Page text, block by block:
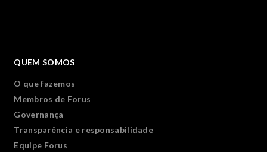
QUEM SOMOS
O que fazemos
Membros de Forus
Governança
Transparência e responsabilidade
Equipe Forus